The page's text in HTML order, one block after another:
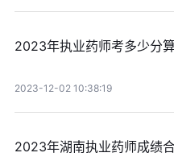
2023年执业药师考多少分算
2023-12-02 10:38:19
2023年湖南执业药师成绩